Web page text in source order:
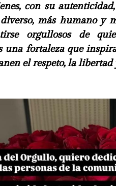
con su
más humano y
orgullosos de
una fortaleza que
el respeto, la libertad